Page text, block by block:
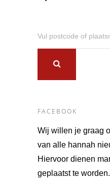
Vul postcode of
FACEBOOK
Wij willen je graag
van alle hannah
Hiervoor dienen
geplaatst te worden.